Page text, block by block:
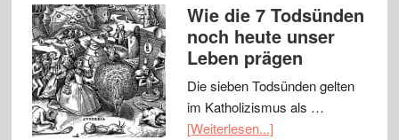
Wie die 7 Todsünden
noch heute unser
Leben prägen
Die sieben Todsünden gelten
im Katholizismus als …
[Weiterlesen...]